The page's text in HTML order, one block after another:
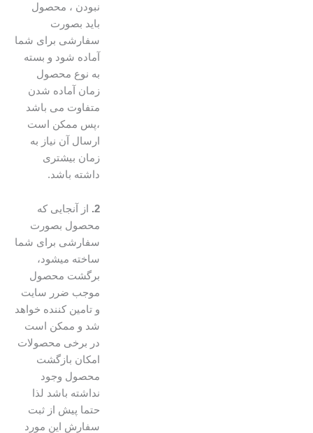
نبودن ، محصول
باید بصورت
سفارشی برای شما
آماده شود و بسته
به نوع محصول
زمان آماده شدن
متفاوت می باشد
،پس ممکن است
ارسال آن نیاز به
زمان بیشتری
داشته باشد.
از آنجایی که
محصول بصورت
سفارشی برای شما
ساخته میشود،
برگشت محصول
موجب ضرر سایت
و تامین کننده خواهد
شد و ممکن است
در برخی محصولات
امکان بازگشت
محصول وجود
نداشته باشد لذا
حتما پیش از ثبت
سفارش این مورد